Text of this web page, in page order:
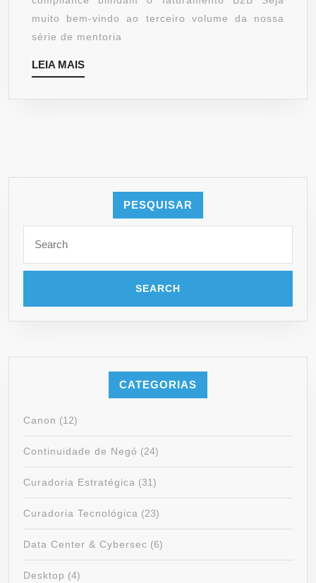
muito bem-vindo ao terceiro volume da nossa
série de mentoria
LEIA MAISLEIA
MAIS
PESQUISAR
for:
CATEGORIAS
Canon (12)
Continuidade de Negó (24)
Curadoria Estratégica (31)
Curadoria Tecnológica (23)
Data Center & Cybersec (6)
Desktop (4)